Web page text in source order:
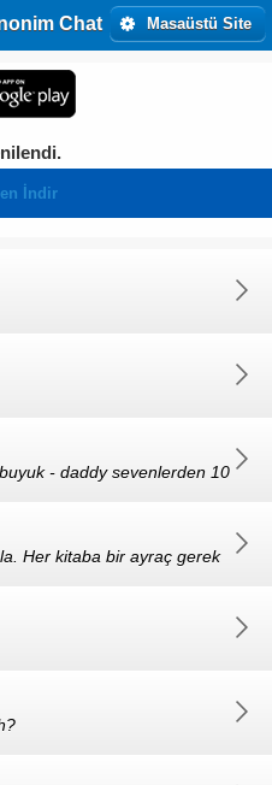
Chat Masaüstü Site
İndir
- daddy sevenlerden 10
Her kitaba bir ayraç gerek
/